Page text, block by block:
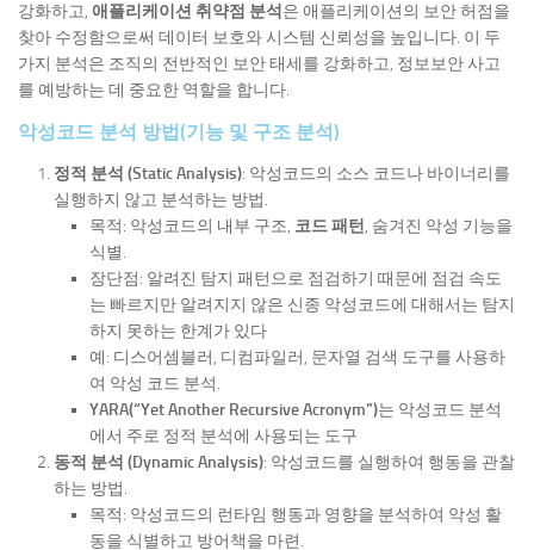
강화하고, 애플리케이션 취약점 분석 은 애플리케이션의 보안 허점을
찾아 수정함으로써 데이터 보호와 시스템 신뢰성을 높입니다. 이 두
가지 분석은 조직의 전반적인 보안 태세를 강화하고, 정보보안 사고
를 예방하는 데 중요한 역할을 합니다.
악성코드 분석 방법(기능 및 구조 분석)
정적 분석 (Static Analysis): 악성코드의 소스 코드나 바이너리를
실행하지 않고 분석하는 방법.
목적: 악성코드의 내부 구조, 코드 패턴, 숨겨진 악성 기능을
식별.
장단점: 알려진 탐지 패턴으로 점검하기 때문에 점검 속도
는 빠르지만 알려지지 않은 신종 악성코드에 대해서는 탐지
하지 못하는 한계가 있다
예: 디스어셈블러, 디컴파일러, 문자열 검색 도구를 사용하
여 악성 코드 분석.
YARA(“Yet Another Recursive Acronym”)는 악성코드 분석
에서 주로 정적 분석에 사용되는 도구
동적 분석 (Dynamic Analysis): 악성코드를 실행하여 행동을 관찰
하는 방법.
목적: 악성코드의 런타임 행동과 영향을 분석하여 악성 활
동을 식별하고 방어책을 마련.